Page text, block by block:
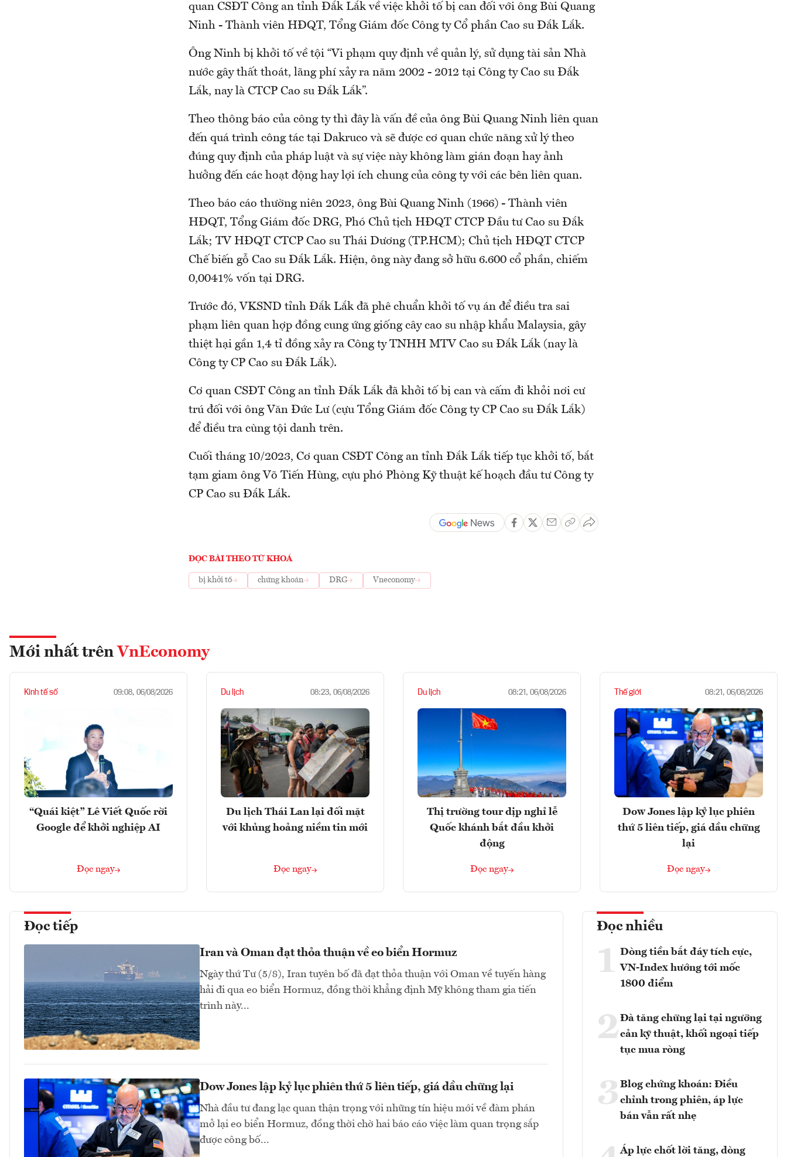
quan CSĐT Công an tỉnh Đắk Lắk về việc khởi tố bị can đối với ông Bùi Quang
Ninh - Thành viên HĐQT, Tổng Giám đốc Công ty Cổ phần Cao su Đắk Lắk.
Ông Ninh bị khởi tố về tội “Vi phạm quy định về quản lý, sử dụng tài sản Nhà
nước gây thất thoát, lãng phí xảy ra năm 2002 - 2012 tại Công ty Cao su Đắk
Lắk, nay là CTCP Cao su Đắk Lắk”.
Theo thông báo của công ty thì đây là vấn đề của ông Bùi Quang Ninh liên quan
đến quá trình công tác tại Dakruco và sẽ được cơ quan chức năng xử lý theo
đúng quy định của pháp luật và sự việc này không làm gián đoạn hay ảnh
hưởng đến các hoạt động hay lợi ích chung của công ty với các bên liên quan.
Theo báo cáo thường niên 2023, ông Bùi Quang Ninh (1966) - Thành viên
HĐQT, Tổng Giám đốc DRG, Phó Chủ tịch HĐQT CTCP Đầu tư Cao su Đắk
Lắk; TV HĐQT CTCP Cao su Thái Dương (TP.HCM); Chủ tịch HĐQT CTCP
Chế biến gỗ Cao su Đắk Lắk. Hiện, ông này đang sở hữu 6.600 cổ phần, chiếm
0,0041% vốn tại DRG.
Trước đó, VKSND tỉnh Đắk Lắk đã phê chuẩn khởi tố vụ án để điều tra sai
phạm liên quan hợp đồng cung ứng giống cây cao su nhập khẩu Malaysia, gây
thiệt hại gần 1,4 tỉ đồng xảy ra Công ty TNHH MTV Cao su Đắk Lắk (nay là
Công ty CP Cao su Đắk Lắk).
Cơ quan CSĐT Công an tỉnh Đắk Lắk đã khởi tố bị can và cấm đi khỏi nơi cư
trú đối với ông Văn Đức Lư (cựu Tổng Giám đốc Công ty CP Cao su Đắk Lắk)
để điều tra cùng tội danh trên.
Cuối tháng 10/2023, Cơ quan CSĐT Công an tỉnh Đắk Lắk tiếp tục khởi tố, bắt
tạm giam ông Võ Tiến Hùng, cựu phó Phòng Kỹ thuật kế hoạch đầu tư Công ty
CP Cao su Đắk Lắk.
ĐỌC BÀI THEO TỪ KHOÁ
bị khởi tố chứng khoán DRG Vneconomy
Mới nhất trên VnEconomy
Kinh tế số 09:08, 06/08/2026
“Quái kiệt” Lê Viết Quốc rời
Google để khởi nghiệp AI
Đọc ngay
Du lịch 08:23, 06/08/2026
Du lịch Thái Lan lại đối mặt
với khủng hoảng niềm tin mới
Đọc ngay
Du lịch 08:21, 06/08/2026
Thị trường tour dịp nghỉ lễ
Quốc khánh bắt đầu khởi
động
Đọc ngay
Thế giới 08:21, 06/08/2026
Dow Jones lập kỷ lục phiên
thứ 5 liên tiếp, giá dầu chững
lại
Đọc ngay
Đọc tiếp
Iran và Oman đạt thỏa thuận về eo biển Hormuz
Ngày thứ Tư (5/8), Iran tuyên bố đã đạt thỏa thuận với Oman về tuyến hàng
hải đi qua eo biển Hormuz, đồng thời khẳng định Mỹ không tham gia tiến
trình này...
Dow Jones lập kỷ lục phiên thứ 5 liên tiếp, giá dầu chững lại
Nhà đầu tư đang lạc quan thận trọng với những tín hiệu mới về đàm phán
mở lại eo biển Hormuz, đồng thời chờ hai báo cáo việc làm quan trọng sắp
được công bố...
Đọc nhiều
1 Dòng tiền bắt đáy tích cực,
VN-Index hướng tới mốc
1800 điểm
2Đà tăng chững lại tại ngưỡng
cản kỹ thuật, khối ngoại tiếp
tục mua ròng
3 Blog chứng khoán: Điều
chỉnh trong phiên, áp lực
bán vẫn rất nhẹ
Áp lực chốt lời tăng, dòng